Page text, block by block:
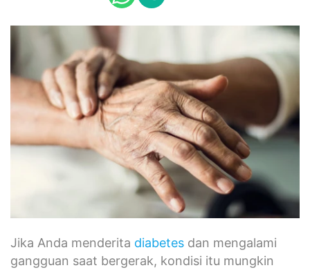
Jika Anda menderita diabetes dan mengalami
gangguan saat bergerak, kondisi itu mungkin